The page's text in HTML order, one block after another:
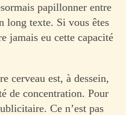
papillonner entre
long texte. Si vous êtes
jamais eu cette capacité
cerveau est, à dessein,
de concentration. Pour
Ce n’est pas